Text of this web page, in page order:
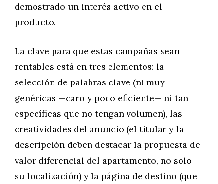
demostrado un interés activo en el
producto.
La clave para que estas campañas sean
rentables está en tres elementos: la
selección de palabras clave (ni muy
genéricas —caro y poco eficiente— ni tan
específicas que no tengan volumen), las
creatividades del anuncio (el titular y la
descripción deben destacar la propuesta de
valor diferencial del apartamento, no solo
su localización) y la página de destino (que